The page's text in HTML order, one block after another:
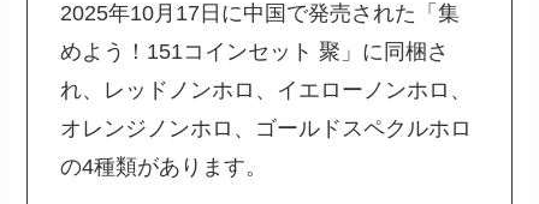
2025年10月17日に中国で発売された「集
めよう！151コインセット 聚」に同梱さ
れ、レッドノンホロ、イエローノンホロ、
オレンジノンホロ、ゴールドスペクルホロ
の4種類があります。